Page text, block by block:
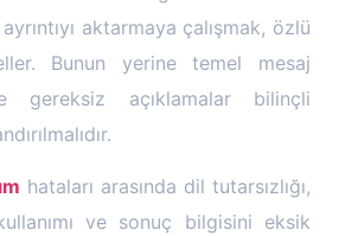
aktarmaya çalışmak, özlü
Bunun yerine temel mesaj
gereksiz açıklamalar bilinçli
hataları arasında dil tutarsızlığı,
ve sonuç bilgisini eksik